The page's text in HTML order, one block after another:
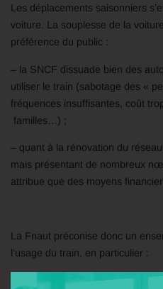
Les déplacements saisonniers
voiture. La souplesse de la
préférence du public :
– la SNCF dissuade bien des
utiliser le train (sabotage des «
fréquences insuffisantes, coût
familles…) ;
– quant à la rénovation du
mais présentant de nombreux
attribue que des moyens
La Fnaut préconise donc un
l’usage du train, en particulier :
– le remaillage du réseau ferré,